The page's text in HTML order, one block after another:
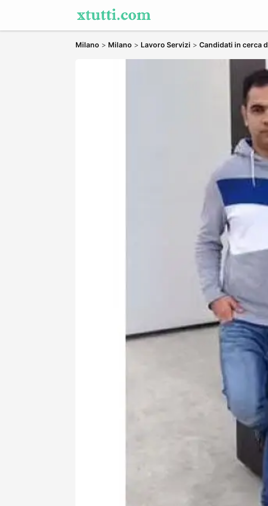
Milano > Milano > Lavoro Servizi > Candidati in cerca